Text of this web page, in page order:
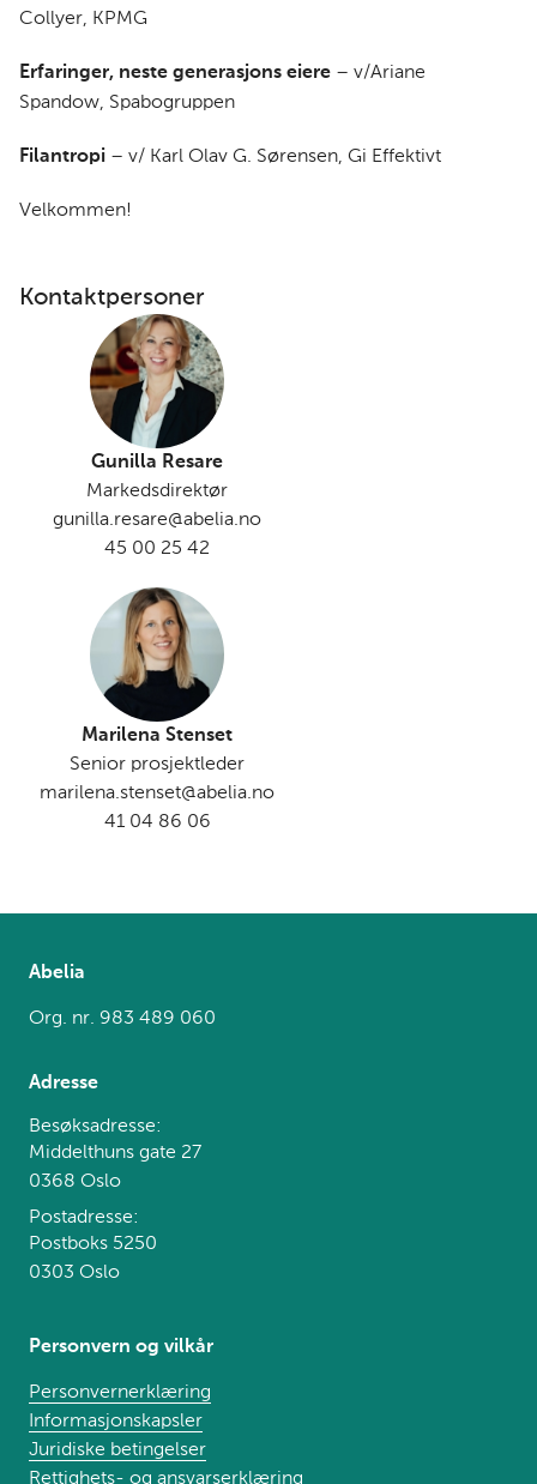
Collyer, KPMG
Erfaringer, neste generasjons eiere – v/Ariane
Spandow, Spabogruppen
Filantropi – v/ Karl Olav G. Sørensen, Gi Effektivt
Velkommen!
Kontaktpersoner
Gunilla Resare
Markedsdirektør
gunilla.resare@abelia.no
45 00 25 42
Marilena Stenset
Senior prosjektleder
marilena.stenset@abelia.no
41 04 86 06
Abelia
Org. nr. 983 489 060
Adresse
Besøksadresse:
Middelthuns gate 27
0368 Oslo
Postadresse:
Postboks 5250
0303 Oslo
Personvern og vilkår
Personvernerklæring
Informasjonskapsler
Juridiske betingelser
Rettighets- og ansvarserklæring